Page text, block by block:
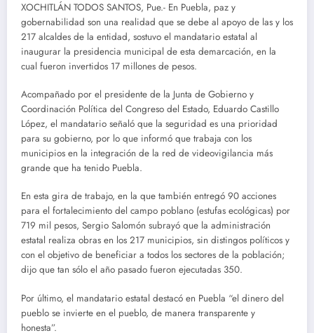
XOCHITLÁN TODOS SANTOS, Pue.- En Puebla, paz y
gobernabilidad son una realidad que se debe al apoyo de las y los
217 alcaldes de la entidad, sostuvo el mandatario estatal al
inaugurar la presidencia municipal de esta demarcación, en la
cual fueron invertidos 17 millones de pesos.
Acompañado por el presidente de la Junta de Gobierno y
Coordinación Política del Congreso del Estado, Eduardo Castillo
López, el mandatario señaló que la seguridad es una prioridad
para su gobierno, por lo que informó que trabaja con los
municipios en la integración de la red de videovigilancia más
grande que ha tenido Puebla.
En esta gira de trabajo, en la que también entregó 90 acciones
para el fortalecimiento del campo poblano (estufas ecológicas) por
719 mil pesos, Sergio Salomón subrayó que la administración
estatal realiza obras en los 217 municipios, sin distingos políticos y
con el objetivo de beneficiar a todos los sectores de la población;
dijo que tan sólo el año pasado fueron ejecutadas 350.
Por último, el mandatario estatal destacó en Puebla “el dinero del
pueblo se invierte en el pueblo, de manera transparente y
honesta”.